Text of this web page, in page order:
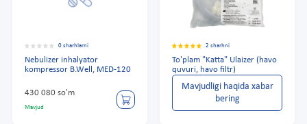
0 sharhlarni
Nebulizer inhalyator
kompressor B.Well, MED-120
430 080 so'm
Mavjud
2 sharhni
To'plam "Katta" Ulaizer (havo
quvuri, havo filtr)
Mavjudligi haqida xabar
bering